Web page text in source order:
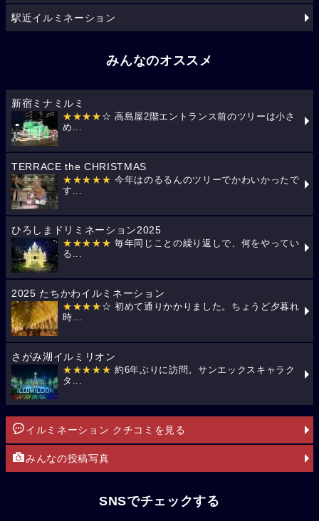
駅近イルミネーション
みんなのオススメ
新宿ミナミルミ
★★★★ ☆ 高島屋2階エントランス前のツリーは小さ
め...
TERRACE the CHRISTMAS
★★★★★ 今年はのるるんのツリーでかわいかったで
す...
ひろしまドリミネーション2025
★★★★★ 毎年同じことの繰り返しで、何をやってい
る...
2025 たちかわイルミネーション
★★★★ ☆ 初めて通りかかりました。ちょうど夕暮れ
時...
さがみ湖イルミリオン
★★★★★ 約6年ぶりに訪問。サンエックスキャラク
タ...
イルミネーション クチコミを見る
みんなの投稿写真
SNSでチェックする